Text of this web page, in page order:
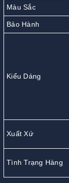
Màu Sắc
Bảo Hành
Kiểu Dáng
Xuất Xứ
Tình Trạng Hàng